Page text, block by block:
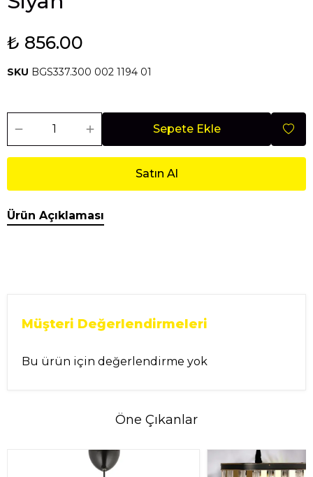
₺ 856.00
SKU BGS337.300 002 1194 01
Sepete Ekle
Satın Al
Ürün Açıklaması
Müşteri Değerlendirmeleri
Bu ürün için değerlendirme yok
Öne Çıkanlar